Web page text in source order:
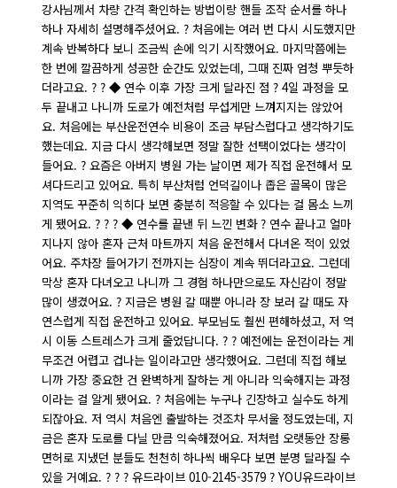
강사님께서 차량 간격 확인하는 방법이랑 핸들 조작 순서를 하나
하나 자세히 설명해주셨어요. ? 처음에는 여러 번 다시 시도했지만
계속 반복하다 보니 조금씩 손에 익기 시작했어요. 마지막쯤에는
한 번에 깔끔하게 성공한 순간도 있었는데, 그때 진짜 엄청 뿌듯하
더라고요. ? ? ◆ 연수 이후 가장 크게 달라진 점 ? 4일 과정을 모
두 끝내고 나니까 도로가 예전처럼 무섭게만 느껴지지는 않았어
요. 처음에는 부산운전연수 비용이 조금 부담스럽다고 생각하기도
했는데요. 지금 다시 생각해보면 정말 잘한 선택이었다는 생각이
들어요. ? 요즘은 아버지 병원 가는 날이면 제가 직접 운전해서 모
셔다드리고 있어요. 특히 부산처럼 언덕길이나 좁은 골목이 많은
지역도 꾸준히 익히다 보면 충분히 적응할 수 있다는 걸 몸소 느끼
게 됐어요. ? ? ? ◆ 연수를 끝낸 뒤 느낀 변화 ? 연수 끝나고 얼마
지나지 않아 혼자 근처 마트까지 처음 운전해서 다녀온 적이 있었
어요. 주차장 들어가기 전까지는 심장이 계속 뛰더라고요. 그런데
막상 혼자 다녀오고 나니까 그 경험 하나만으로도 자신감이 정말
많이 생겼어요. ? 지금은 병원 갈 때뿐 아니라 장 보러 갈 때도 자
연스럽게 직접 운전하고 있어요. 부모님도 훨씬 편해하셨고, 저 역
시 이동 스트레스가 크게 줄었답니다. ? ? 예전에는 운전이라는 게
무조건 어렵고 겁나는 일이라고만 생각했어요. 그런데 직접 해보
니까 가장 중요한 건 완벽하게 잘하는 게 아니라 익숙해지는 과정
이라는 걸 알게 됐어요. ? 처음에는 누구나 긴장하고 실수도 하게
되잖아요. 저 역시 처음엔 출발하는 것조차 무서울 정도였는데, 지
금은 혼자 도로를 다닐 만큼 익숙해졌어요. 저처럼 오랫동안 장롱
면허로 지냈던 분들도 천천히 하나씩 배우다 보면 분명 달라질 수
있을 거예요. ? ? ? 유드라이브 010-2145-3579 ? YOU유드라이브